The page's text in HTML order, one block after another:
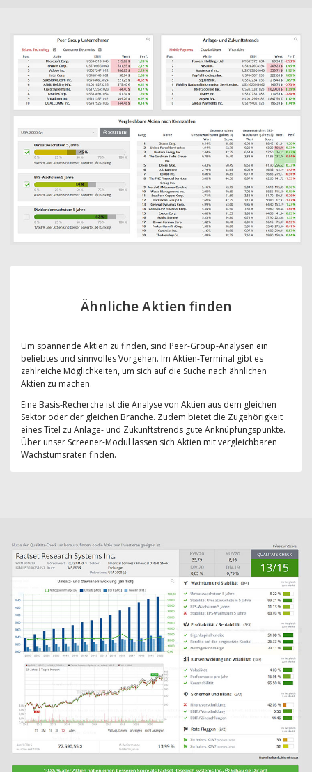
Ähnliche Aktien finden
Um spannende Aktien zu finden, sind Peer-Group-Analysen ein
beliebtes und sinnvolles Vorgehen. Im Aktien-Terminal gibt es
zahlreiche Möglichkeiten, um sich auf die Suche nach ähnlichen
Aktien zu machen.
Eine Basis-Recherche ist die Analyse von Aktien aus dem gleichen
Sektor oder der gleichen Branche. Zudem bietet die Zugehörigkeit
eines Titel zu Anlage- und Zukunftstrends gute Anknüpfungspunkte.
Über unser Screener-Modul lassen sich Aktien mit vergleichbaren
Wachstumsraten finden.